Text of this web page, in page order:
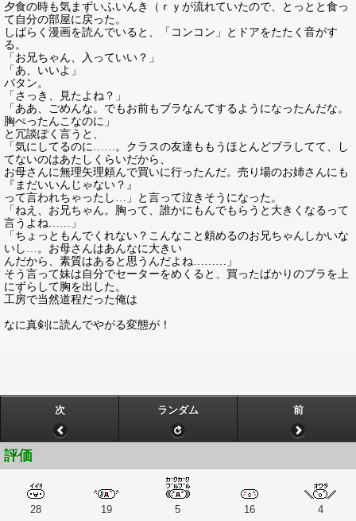
夕食の時も気まずいふいんき（ｒｙが流れていたので、とっとと食っ
て自分の部屋に戻った。
しばらく漫画を読んでいると、「コンコン」とドアをたたく音がす
る。
「お兄ちゃん、入っていい？」
「あ、いいよ」
バタン。
「さっき、見たよね？」
「ああ、ごめんな。でもお前もブラなんてするようになったんだな。
胸ぺったんこなのに」
と冗談ぽく言うと、
「気にしてるのに……。クラスの友達ももうほとんどブラしてて、し
てないのはあたしくらいだから、
お母さんに無理矢理頼んで買いに行ったんだ。売り場のお姉さんにも
『まだいいんじゃない？』
って言われちゃったし…」と言って泣きそうになった。
「ねえ、お兄ちゃん。胸って、誰かにもんでもらうと大きくなるって
言うよね……」
「ちょっともんでくれない？こんなこと頼めるのお兄ちゃんしかいな
いし…。お母さんはあんなに大きい
んだから、素質はあると思うんだよね………」
そう言って妹は自分でセーターをめくると、買ったばかりのブラを上
にずらして胸を出した。
工房で当然道程だった俺は
なに真剣に読んでやがる変態が！
次 ランダム 前
評価
28 19 5 16 4